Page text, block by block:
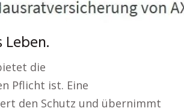
die
Pflicht ist. Eine
den Schutz und übernimmt